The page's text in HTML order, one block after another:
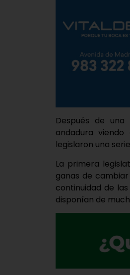
Después de
andadura
legislaron una
La primera
ganas de
continuidad de
disponían de